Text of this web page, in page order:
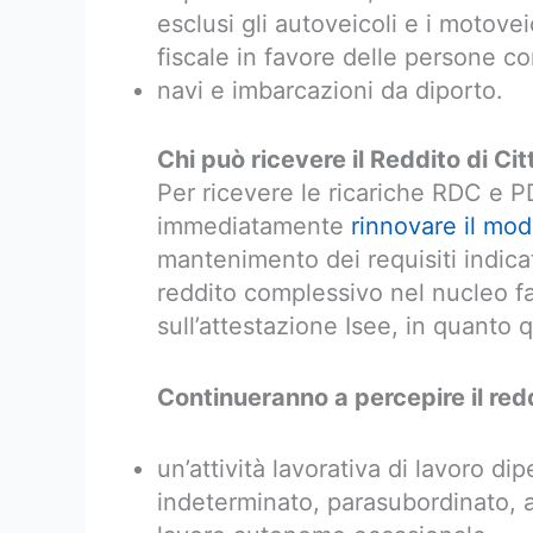
esclusi gli autoveicoli e i
fiscale in favore delle persone
navi e imbarcazioni da diporto.
Chi può ricevere il Reddito di
Per ricevere le ricariche RDC e
immediatamente rinnovare il
mantenimento dei requisiti
reddito complessivo nel nucleo
sull’attestazione Isee, in quanto
Continueranno a percepire il
un’attività lavorativa di lavoro
indeterminato, parasubordinato,